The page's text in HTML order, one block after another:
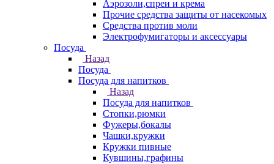
Аэрозоли,спреи и крема
Прочие средства защиты от насекомых
Средства против моли
Электрофумигаторы и аксессуары
Посуда
Назад
Посуда
Посуда для напитков
Назад
Посуда для напитков
Стопки,рюмки
Фужеры,бокалы
Чашки,кружки
Кружки пивные
Кувшины,графины